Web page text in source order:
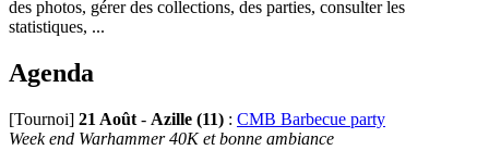
des photos, gérer des collections, des parties, consulter les
statistiques, ...
Agenda
[Tournoi] 21 Août - Azille (11) : CMB Barbecue party
Week end Warhammer 40K et bonne ambiance